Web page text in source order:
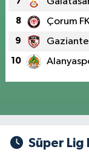
8 Çorum
9
10
Süper Lig